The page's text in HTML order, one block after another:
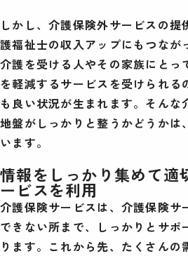
しかし、介護保険外サービスの
護福祉士の収入アップにもつなが
介護を受ける人やその家族にとっ
を軽減するサービスを受けられる
も良い状況が生まれます。そんな
地盤がしっかりと整うかどうかは
います。
情報をしっかり集めて適
ービスを利用
介護保険サービスは、介護保険サ
できない所まで、しっかりとサポ
ります。これから先、たくさん